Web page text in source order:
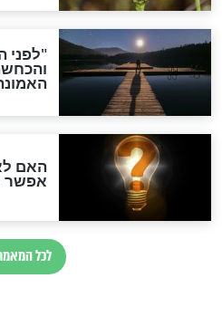
לי טוב":
שהחלה לשמור
"זה
חדשות
הותר
נהרגו בדרום